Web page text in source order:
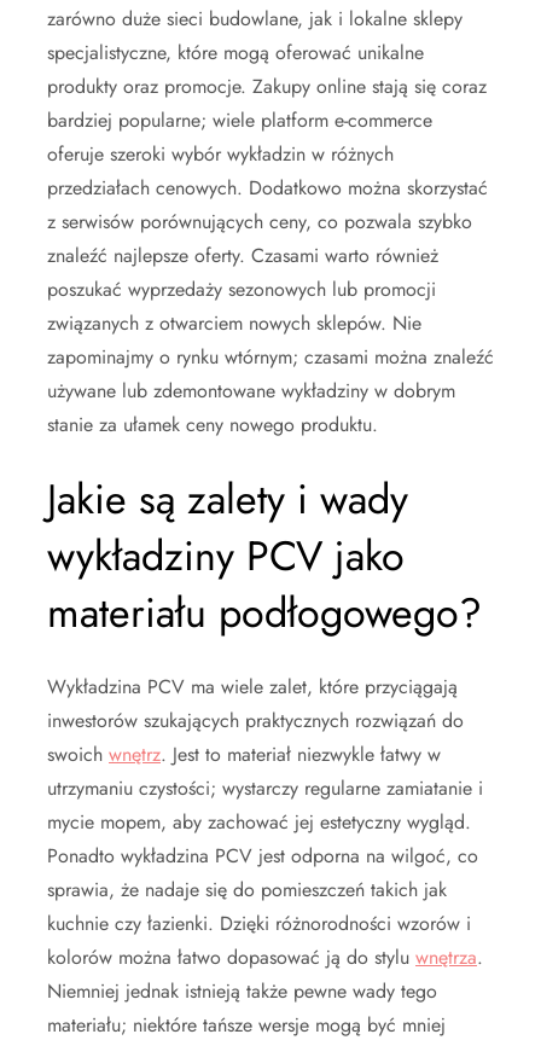
zarówno duże sieci budowlane, jak i lokalne sklepy
specjalistyczne, które mogą oferować unikalne
produkty oraz promocje. Zakupy online stają się coraz
bardziej popularne; wiele platform e-commerce
oferuje szeroki wybór wykładzin w różnych
przedziałach cenowych. Dodatkowo można skorzystać
z serwisów porównujących ceny, co pozwala szybko
znaleźć najlepsze oferty. Czasami warto również
poszukać wyprzedaży sezonowych lub promocji
związanych z otwarciem nowych sklepów. Nie
zapominajmy o rynku wtórnym; czasami można znaleźć
używane lub zdemontowane wykładziny w dobrym
stanie za ułamek ceny nowego produktu.
Jakie są zalety i wady
wykładziny PCV jako
materiału podłogowego?
Wykładzina PCV ma wiele zalet, które przyciągają
inwestorów szukających praktycznych rozwiązań do
swoich wnętrz. Jest to materiał niezwykle łatwy w
utrzymaniu czystości; wystarczy regularne zamiatanie i
mycie mopem, aby zachować jej estetyczny wygląd.
Ponadto wykładzina PCV jest odporna na wilgoć, co
sprawia, że nadaje się do pomieszczeń takich jak
kuchnie czy łazienki. Dzięki różnorodności wzorów i
kolorów można łatwo dopasować ją do stylu wnętrza.
Niemniej jednak istnieją także pewne wady tego
materiału; niektóre tańsze wersje mogą być mniej